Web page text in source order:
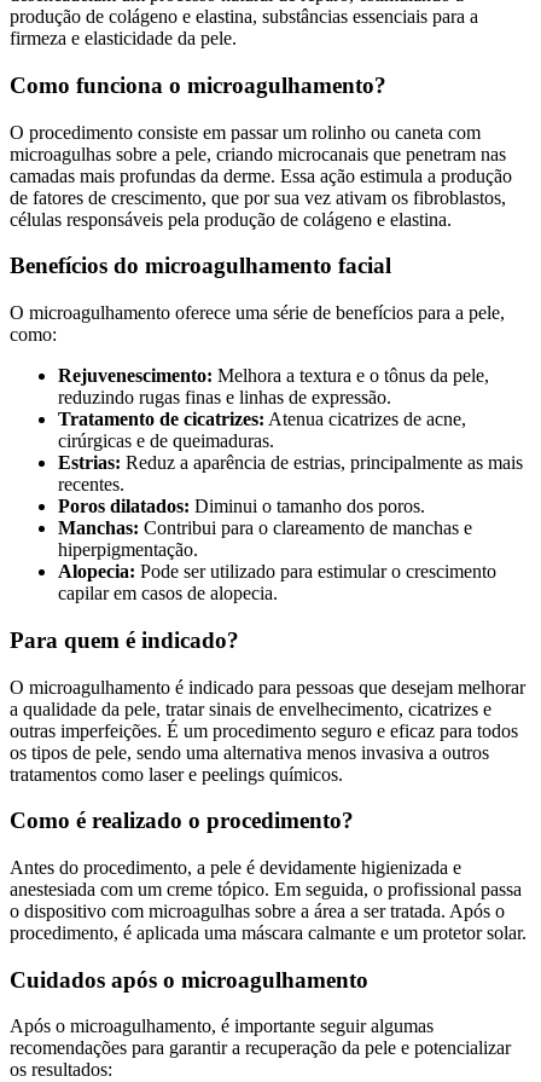
produção de colágeno e elastina, substâncias essenciais para a
firmeza e elasticidade da pele.
Como funciona o microagulhamento?
O procedimento consiste em passar um rolinho ou caneta com
microagulhas sobre a pele, criando microcanais que penetram nas
camadas mais profundas da derme. Essa ação estimula a produção
de fatores de crescimento, que por sua vez ativam os fibroblastos,
células responsáveis pela produção de colágeno e elastina.
Benefícios do microagulhamento facial
O microagulhamento oferece uma série de benefícios para a pele,
como:
Rejuvenescimento: Melhora a textura e o tônus da pele,
reduzindo rugas finas e linhas de expressão.
Tratamento de cicatrizes: Atenua cicatrizes de acne,
cirúrgicas e de queimaduras.
Estrias: Reduz a aparência de estrias, principalmente as mais
recentes.
Poros dilatados: Diminui o tamanho dos poros.
Manchas: Contribui para o clareamento de manchas e
hiperpigmentação.
Alopecia: Pode ser utilizado para estimular o crescimento
capilar em casos de alopecia.
Para quem é indicado?
O microagulhamento é indicado para pessoas que desejam melhorar
a qualidade da pele, tratar sinais de envelhecimento, cicatrizes e
outras imperfeições. É um procedimento seguro e eficaz para todos
os tipos de pele, sendo uma alternativa menos invasiva a outros
tratamentos como laser e peelings químicos.
Como é realizado o procedimento?
Antes do procedimento, a pele é devidamente higienizada e
anestesiada com um creme tópico. Em seguida, o profissional passa
o dispositivo com microagulhas sobre a área a ser tratada. Após o
procedimento, é aplicada uma máscara calmante e um protetor solar.
Cuidados após o microagulhamento
Após o microagulhamento, é importante seguir algumas
recomendações para garantir a recuperação da pele e potencializar
os resultados: